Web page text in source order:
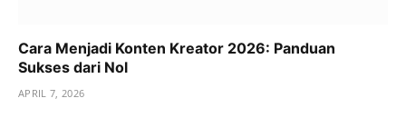
Cara Menjadi Konten Kreator 2026: Panduan
Sukses dari Nol
APRIL 7, 2026